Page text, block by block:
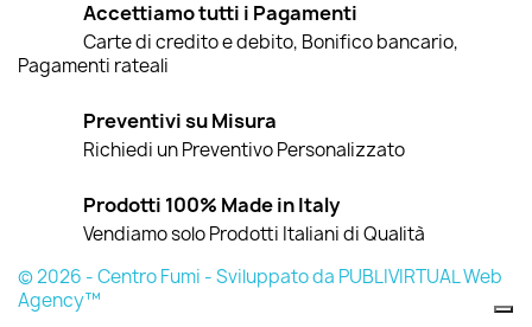
Accettiamo tutti i Pagamenti
Carte di credito e debito, Bonifico bancario,
Pagamenti rateali
Preventivi su Misura
Richiedi un Preventivo Personalizzato
Prodotti 100% Made in Italy
Vendiamo solo Prodotti Italiani di Qualità
© 2026 - Centro Fumi - Sviluppato da PUBLIVIRTUAL Web
Agency™